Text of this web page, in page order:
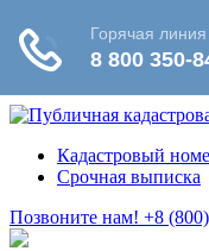
Кадастровый
Срочная выписка
Позвоните нам! +8